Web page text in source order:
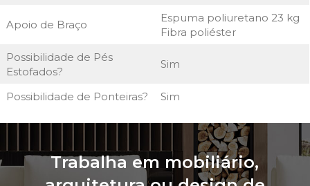
Apoio de Braço
Espuma poliuretano 23 kg
Fibra poliéster
Possibilidade de Pés
Estofados?
Sim
Possibilidade de Ponteiras? Sim
Trabalha em mobiliário,